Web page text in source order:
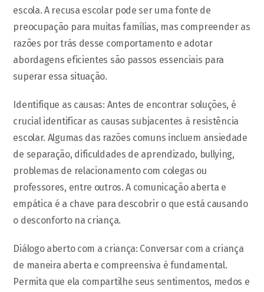
escola. A recusa escolar pode ser uma fonte de
preocupação para muitas famílias, mas compreender as
razões por trás desse comportamento e adotar
abordagens eficientes são passos essenciais para
superar essa situação.
Identifique as causas: Antes de encontrar soluções, é
crucial identificar as causas subjacentes à resistência
escolar. Algumas das razões comuns incluem ansiedade
de separação, dificuldades de aprendizado, bullying,
problemas de relacionamento com colegas ou
professores, entre outros. A comunicação aberta e
empática é a chave para descobrir o que está causando
o desconforto na criança.
Diálogo aberto com a criança: Conversar com a criança
de maneira aberta e compreensiva é fundamental.
Permita que ela compartilhe seus sentimentos, medos e